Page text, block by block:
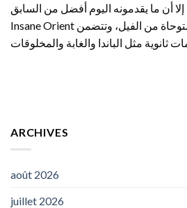
أن ما يقدمونه اليوم أفضل من السابق.
Insane Orient هي لعبة سلوتس رائعة مستوحاة من الفيل، وتتضمن
ARCHIVES
août 2026
juillet 2026